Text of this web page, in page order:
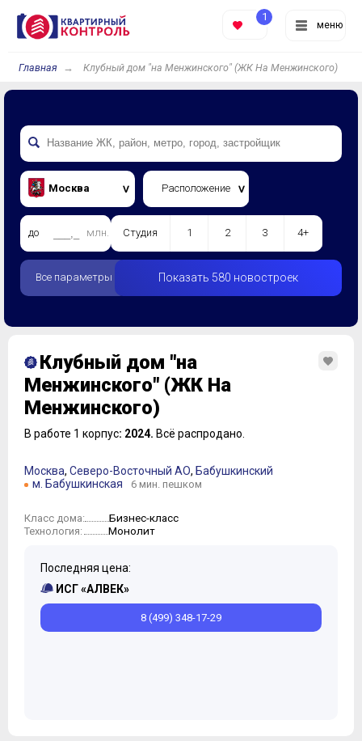
меню
1
Главная Клубный дом "на Менжинского" (ЖК На Менжинского)
Москва Расположение
до млн. Студия 1 2 3 4+
Все параметры Показать 580 новостроек
Клубный дом "на
Менжинского" (ЖК На
Менжинского)
В работе 1 корпус: 2024. Всё распродано.
Москва, Северо-Восточный АО, Бабушкинский
м. Бабушкинская
6 мин. пешком
Класс дома: Бизнес-класс
Технология: Монолит
Последняя цена:
ИСГ «АЛВЕК»
8 (499) 348-17-29